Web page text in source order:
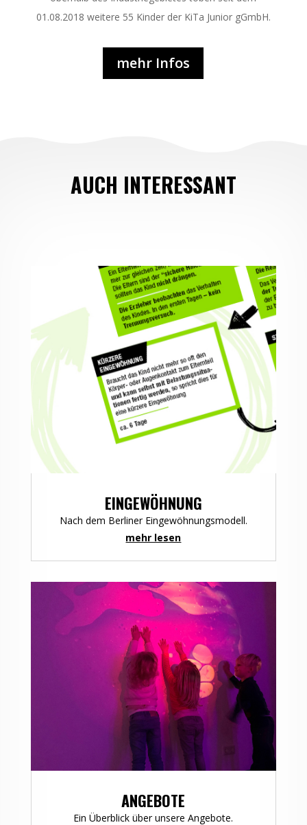
01.08.2018 weitere 55 Kinder der KiTa Junior gGmbH.
mehr Infos
AUCH INTERESSANT
EINGEWÖHNUNG
Nach dem Berliner Eingewöhnungsmodell.
mehr lesen
ANGEBOTE
Ein Überblick über unsere Angebote.